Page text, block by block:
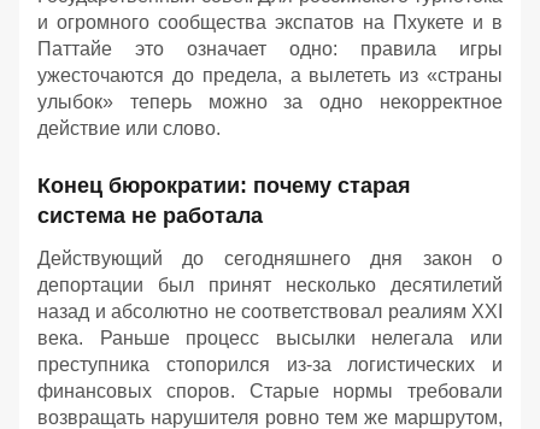
и огромного сообщества экспатов на Пхукете и в
Паттайе это означает одно: правила игры
ужесточаются до предела, а вылететь из «страны
улыбок» теперь можно за одно некорректное
действие или слово.
Конец бюрократии: почему старая
система не работала
Действующий до сегодняшнего дня закон о
депортации был принят несколько десятилетий
назад и абсолютно не соответствовал реалиям XXI
века. Раньше процесс высылки нелегала или
преступника стопорился из-за логистических и
финансовых споров. Старые нормы требовали
возвращать нарушителя ровно тем же маршрутом,